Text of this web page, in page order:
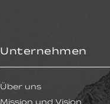
Unternehmen
Über uns